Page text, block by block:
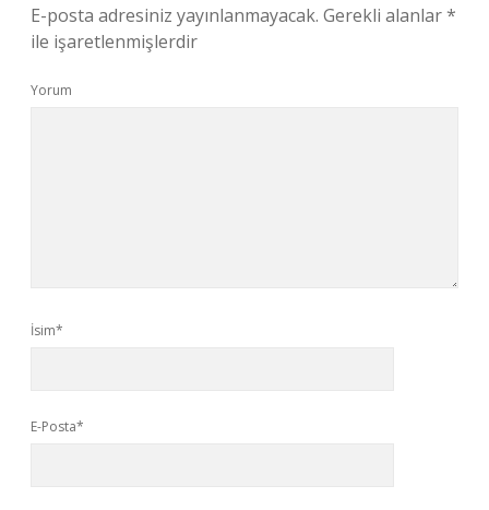
E-posta adresiniz yayınlanmayacak. Gerekli alanlar*
ile işaretlenmişlerdir
Yorum
İsim*
E-Posta*